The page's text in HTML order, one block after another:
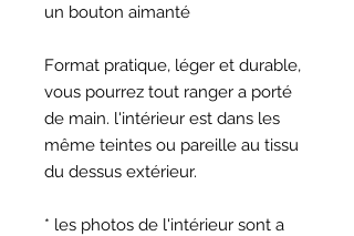
un bouton aimanté
Format pratique, léger et durable,
vous pourrez tout ranger a porté
de main. l'intérieur est dans les
même teintes ou pareille au tissu
du dessus extérieur.
* les photos de l'intérieur sont a